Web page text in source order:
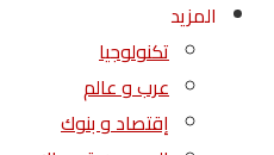
المزيد
تكنولوجيا
عرب و عالم
إقتصاد و بنوك